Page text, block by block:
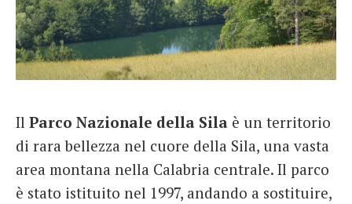
German
English
Spanish
Italiano
Il Parco Nazionale della Sila è un territorio
di rara bellezza nel cuore della Sila, una vasta
area montana nella Calabria centrale. Il parco
è stato istituito nel 1997, andando a sostituire,